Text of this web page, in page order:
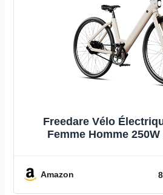
Freedare Vélo
Femme Homme
Smart
Amazon